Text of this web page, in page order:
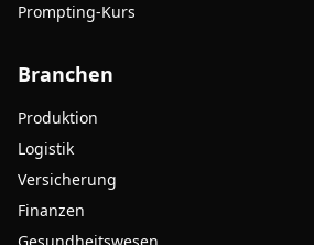
Prompting-Kurs
Branchen
Produktion
Logistik
Versicherung
Finanzen